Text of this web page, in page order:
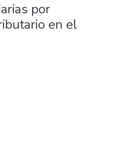
por
en el